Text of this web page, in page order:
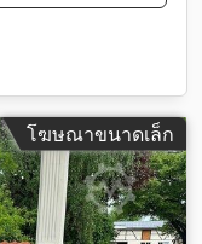
โฆษณาขนาดเล็ก